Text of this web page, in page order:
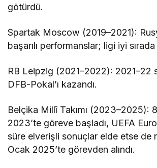
götürdü.
Spartak Moscow (2019–2021):
başarılı performanslar; ligi iyi sırada
RB Leipzig (2021–2022): 2021–22
DFB-Pokal’ı kazandı.
Belçika Millî Takımı (2023–2025):
2023’te göreve başladı, UEFA
süre elverişli sonuçlar elde etse de
Ocak 2025’te görevden alındı.